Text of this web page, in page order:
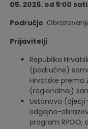
05. 2026. od 9:00 sati
Područje:
Prijavitelji:
Republika
(područne)
Hrvatske prema
(regionalnoj)
Ustanova (dječji
odgojno-
program RPOO,